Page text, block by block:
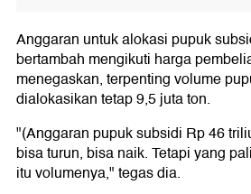
Anggaran untuk alokasi pupuk
bertambah mengikuti harga
menegaskan, terpenting volume
dialokasikan tetap 9,5 juta ton.
"(Anggaran pupuk subsidi Rp 46
bisa turun, bisa naik. Tetapi yang
itu volumenya," tegas dia.